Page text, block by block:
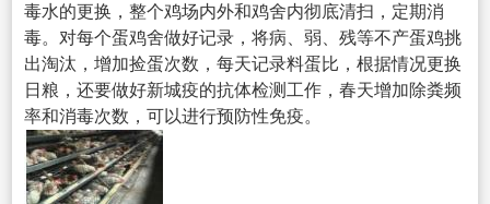
毒水的更换，整个鸡场内外和鸡舍内彻底清扫，定期消
毒。对每个蛋鸡舍做好记录，将病、弱、残等不产蛋鸡挑
出淘汰，增加捡蛋次数，每天记录料蛋比，根据情况更换
日粮，还要做好新城疫的抗体检测工作，春天增加除粪频
率和消毒次数，可以进行预防性免疫。